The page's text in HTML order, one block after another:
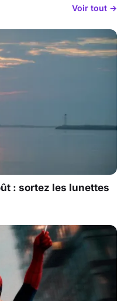
Voir tout →
: sortez les lunettes